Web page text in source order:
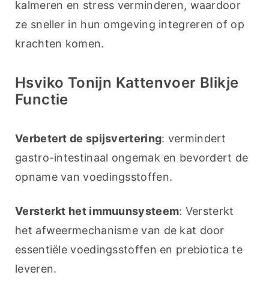
kalmeren en stress verminderen, waardoor
ze sneller in hun omgeving integreren of op
krachten komen.
Hsviko Tonijn Kattenvoer Blikje
Functie
Verbetert de spijsvertering: vermindert
gastro-intestinaal ongemak en bevordert de
opname van voedingsstoffen.
Versterkt het immuunsysteem: Versterkt
het afweermechanisme van de kat door
essentiële voedingsstoffen en prebiotica te
leveren.